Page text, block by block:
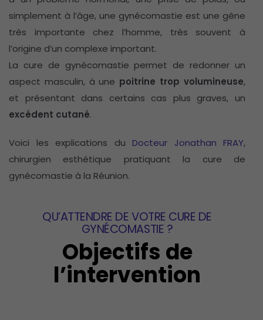
simplement à l’âge, une gynécomastie est une gêne
très importante chez l’homme, très souvent à
l’origine d’un complexe important.
La cure de gynécomastie permet de redonner un
aspect masculin, à une poitrine trop volumineuse,
et présentant dans certains cas plus graves, un
excédent cutané.
Voici les explications du Docteur Jonathan FRAY,
chirurgien esthétique pratiquant la cure de
gynécomastie à la Réunion.
QU’ATTENDRE DE VOTRE CURE DE
GYNÉCOMASTIE ?
Objectifs de
l’intervention